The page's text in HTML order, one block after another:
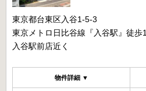
東京都台東区入谷1-5-3
東京メトロ日比谷線『入谷駅』徒
入谷駅前店近く
物件詳細 ▼